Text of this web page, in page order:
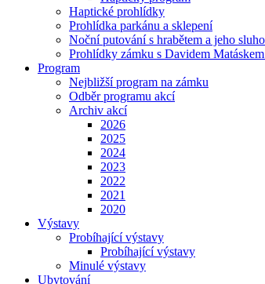
Haptické prohlídky
Prohlídka parkánu a sklepení
Noční putování s hrabětem a jeho
Prohlídky zámku s Davidem
Program
Nejbližší program na zámku
Odběr programu akcí
Archiv akcí
2026
2025
2024
2023
2022
2021
2020
Výstavy
Probíhající výstavy
Probíhající výstavy
Minulé výstavy
Ubytování